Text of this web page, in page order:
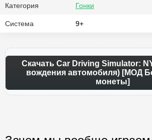
Категория Гонки
Система 9+
Скачать Car Driving Simulator:
вождения автомобиля) [МОД
монеты]